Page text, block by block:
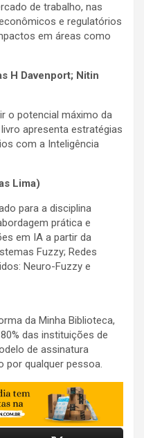
de trabalho, nas
e regulatórios
em áreas como
H Davenport; Nitin
o potencial máximo da
apresenta estratégias
com a Inteligência
Lima)
para a disciplina
prática e
em IA a partir da
Fuzzy; Redes
Neuro-Fuzzy e
da Minha Biblioteca,
das instituições de
de assinatura
por qualquer pessoa.